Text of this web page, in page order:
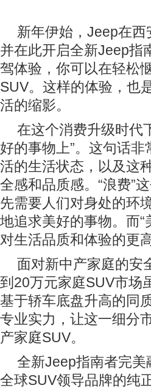
新年伊始，Jeep在
并在此开启全新Jeep指
驾体验，你可以在轻松
SUV。这样的体验，也
活的缩影。
在这个消费升级时代
好的事物上”。这句话
活的生活状态，以及这
全感和品质感。“浪费”
先需要人们对身处的环
地追求美好的事物。而
对生活品质和体验的更
面对新中产家庭的安
到20万元家庭SUV市场
基于轿车底盘升高的同
专业实力，让这一细分
产家庭SUV。
全新Jeep指南者完
全球SUV领导品牌的纯